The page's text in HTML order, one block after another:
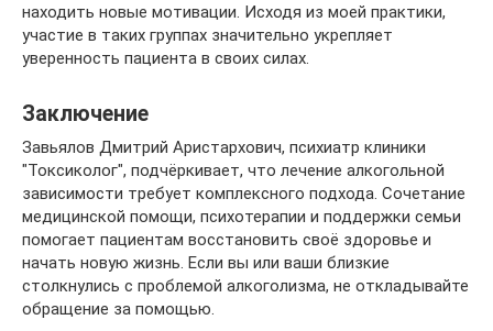
находить новые мотивации. Исходя из моей практики,
участие в таких группах значительно укрепляет
уверенность пациента в своих силах.
Заключение
Завьялов Дмитрий Аристархович, психиатр клиники
"Токсиколог", подчёркивает, что лечение алкогольной
зависимости требует комплексного подхода. Сочетание
медицинской помощи, психотерапии и поддержки семьи
помогает пациентам восстановить своё здоровье и
начать новую жизнь. Если вы или ваши близкие
столкнулись с проблемой алкоголизма, не откладывайте
обращение за помощью.